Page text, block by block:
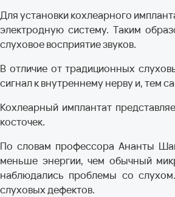
Для установки кохлеарного
электродную систему. Таким
слуховое восприятие звуков.
В отличие от традиционных
сигнал к внутреннему нерву и, тем
Кохлеарный имплантат
косточек.
По словам профессора Ананты
меньше энергии, чем обычный
наблюдались проблемы со
слуховых дефектов.